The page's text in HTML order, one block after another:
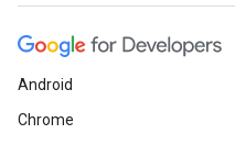
Android
Chrome